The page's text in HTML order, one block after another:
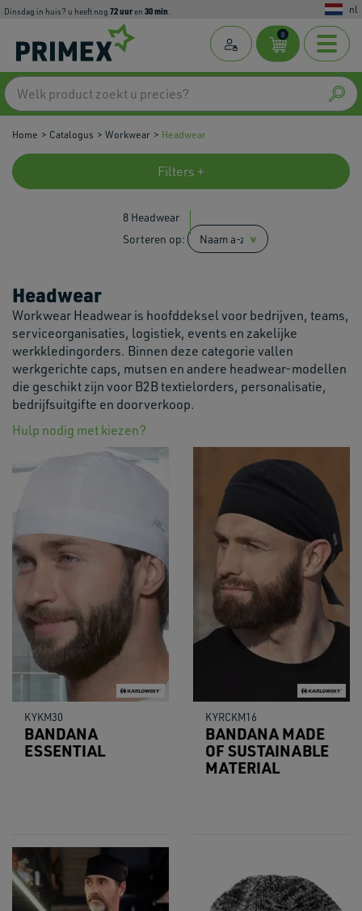
dinsdag in huis? u heeft nog 72uuren 30min nl
0
Home Catalogus Workwear Headwear
Filters +
8 Headwear
Sorteren op:
Headwear
Workwear Headwear is hoofddeksel voor bedrijven, teams,
serviceorganisaties, logistiek, events en zakelijke
werkkledingorders. Binnen deze categorie vallen
werkgerichte caps, mutsen en andere headwear-modellen
die geschikt zijn voor B2B textielorders, personalisatie,
bedrijfsuitgifte en doorverkoop.
Hulp nodig met kiezen?
KYKM30
BANDANA
ESSENTIAL
KYRCKM16
BANDANA MADE
OF SUSTAINABLE
MATERIAL